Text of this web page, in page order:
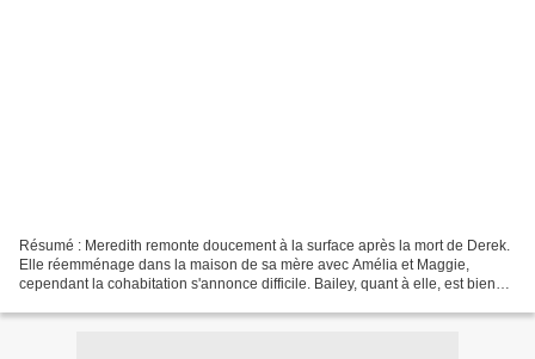
Résumé : Meredith remonte doucement à la surface après la mort de Derek.
Elle réemménage dans la maison de sa mère avec Amélia et Maggie,
cependant la cohabitation s'annonce difficile. Bailey, quant à elle, est bien